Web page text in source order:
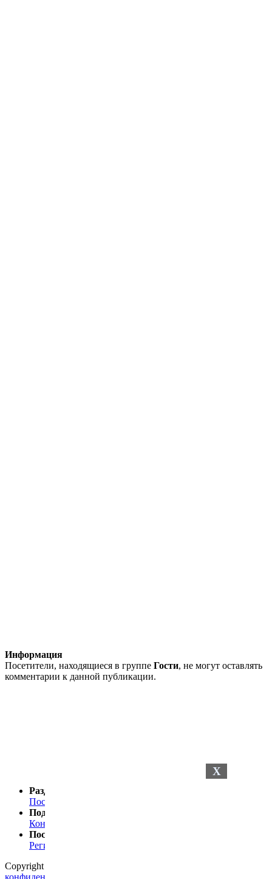
X
Информация
Посетители, находящиеся в группе Гости, не могут оставлять
комментарии к данной публикации.
Разделы сайта
Последние новости
Поддержка
Контакты
Посетителю
Регистрация
Copyright © 2024